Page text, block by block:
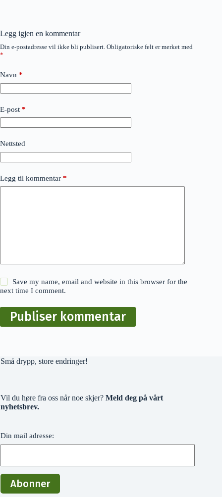
Legg igjen en kommentar
Din e-postadresse vil ikke bli publisert. Obligatoriske felt er merket med
*
Navn *
E-post *
Nettsted
Legg til kommentar *
Save my name, email and website in this browser for the
next time I comment.
Publiser kommentar
Små drypp, store endringer!
Vil du høre fra oss når noe skjer? Meld deg på vårt
nyhetsbrev.
Din mail adresse: